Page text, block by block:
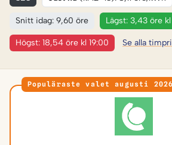
Snitt idag: 9,60 öre Lägst: 3,43 öre
Högst: 18,54 öre kl 19:00 Se alla
Populäraste valet augusti 2026